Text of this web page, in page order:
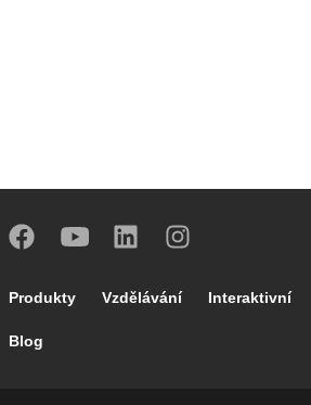
Footer main navigation
Produkty Vzdělávání Interaktivní
Blog